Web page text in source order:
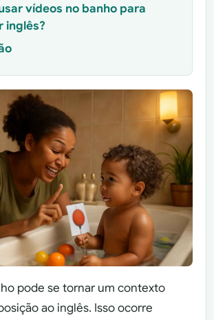
vídeos no banho para
inglês?
pode se tornar um contexto
ao inglês. Isso ocorre